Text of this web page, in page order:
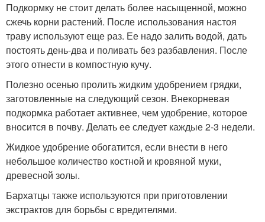
Подкормку не стоит делать более насыщенной, можно
сжечь корни растений. После использования настоя
траву используют еще раз. Ее надо залить водой, дать
постоять день-два и поливать без разбавления. После
этого отнести в компостную кучу.
Полезно осенью пролить жидким удобрением грядки,
заготовленные на следующий сезон. Внекорневая
подкормка работает активнее, чем удобрение, которое
вносится в почву. Делать ее следует каждые 2-3 недели.
Жидкое удобрение обогатится, если внести в него
небольшое количество костной и кровяной муки,
древесной золы.
Бархатцы также используются при приготовлении
экстрактов для борьбы с вредителями.